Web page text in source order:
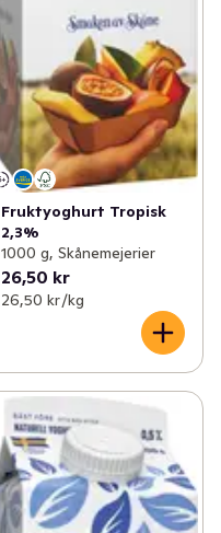
Fruktyoghurt Tropisk
2,3%
1000 g, Skånemejerier
26,50 kr
26,50 kr /kg